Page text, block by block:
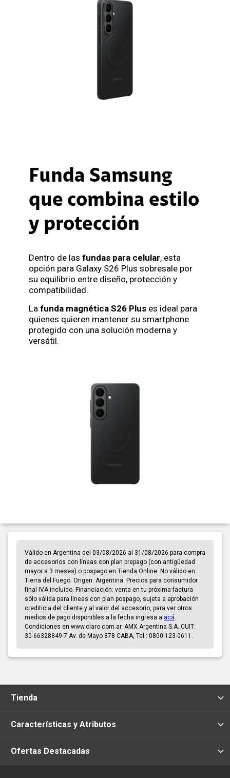
Funda Samsung
que combina estilo
y protección
Dentro de las fundas para celular, esta
opción para Galaxy S26 Plus sobresale por
su equilibrio entre diseño, protección y
compatibilidad.
La funda magnética S26 Plus es ideal para
quienes quieren mantener su smartphone
protegido con una solución moderna y
versátil.
Válido en Argentina del 03/08/2026 al 31/08/2026 para compra
de accesorios con líneas con plan prepago (con antigüedad
mayor a 3 meses) o pospago en Tienda Online. No válido en
Tierra del Fuego. Origen: Argentina. Precios para consumidor
final IVA incluido. Financiación: venta en tu próxima factura
sólo válida para líneas con plan pospago, sujeta a aprobación
crediticia del cliente y al valor del accesorio, para ver otros
medios de pago disponibles a la fecha ingresa a acá
Condiciones en www.claro.com.ar. AMX Argentina S.A. CUIT:
30-66328849-7 Av. de Mayo 878 CABA, Tel.: 0800-123-0611.
Tienda
Características y Atributos
Ofertas Destacadas